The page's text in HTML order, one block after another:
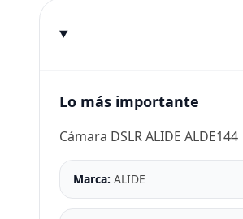
Lo más importante
Cámara DSLR ALIDE ALDE144
Marca: ALIDE